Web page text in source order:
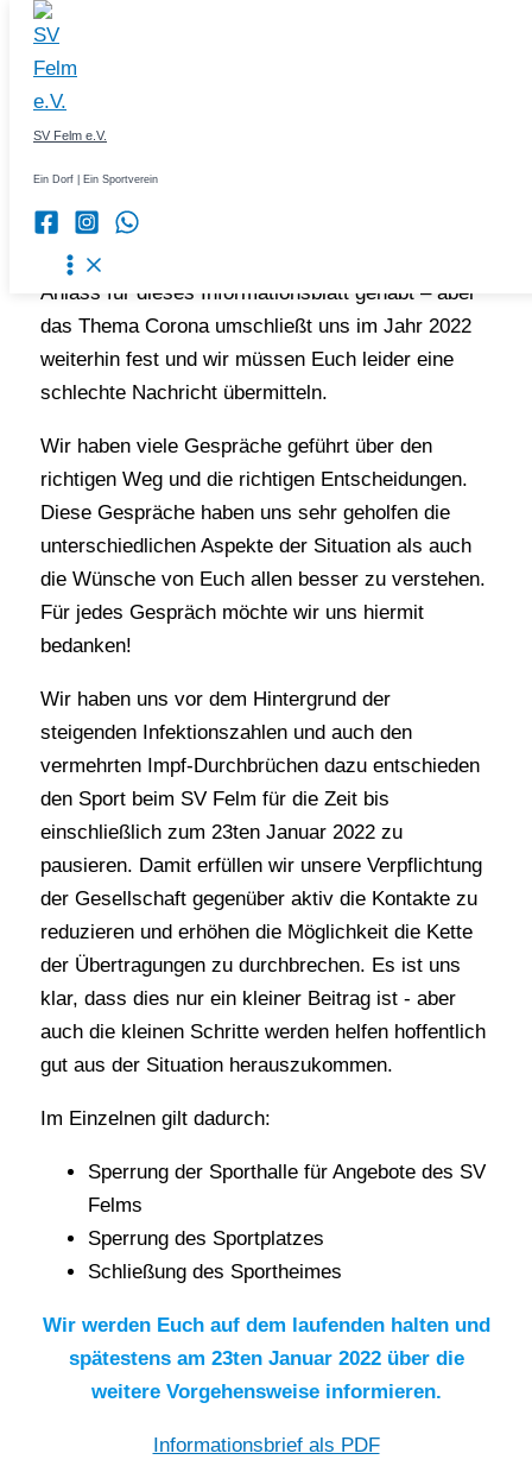
Zum
Inhalt
springen
SV Felm e.V.
Ein Dorf | Ein Sportverein
Sportpause bis zum 23ten
Januar 2022
Liebe Mitglieder, Liebe Mitgliederinnen,
als erstes wünschen wir Euch allen ein frohes
Neues Jahr. Gerne hätten wir einen anderen
Anlass für dieses Informationsblatt gehabt – aber
das Thema Corona umschließt uns im Jahr 2022
weiterhin fest und wir müssen Euch leider eine
schlechte Nachricht übermitteln.
Wir haben viele Gespräche geführt über den
richtigen Weg und die richtigen Entscheidungen.
Diese Gespräche haben uns sehr geholfen die
unterschiedlichen Aspekte der Situation als auch
die Wünsche von Euch allen besser zu verstehen.
Für jedes Gespräch möchte wir uns hiermit
bedanken!
Wir haben uns vor dem Hintergrund der
steigenden Infektionszahlen und auch den
vermehrten Impf‑Durchbrüchen dazu entschieden
den Sport beim SV Felm für die Zeit bis
einschließlich zum 23ten Januar 2022 zu
pausieren. Damit erfüllen wir unsere Verpflichtung
der Gesellschaft gegenüber aktiv die Kontakte zu
reduzieren und erhöhen die Möglichkeit die Kette
der Übertragungen zu durchbrechen. Es ist uns
klar, dass dies nur ein kleiner Beitrag ist ‑ aber
auch die kleinen Schritte werden helfen hoffentlich
gut aus der Situation herauszukommen.
Im Einzelnen gilt dadurch:
Sperrung der Sporthalle für Angebote des SV
Felms
Sperrung des Sportplatzes
Schließung des Sportheimes
Wir werden Euch auf dem laufenden halten und
spätestens am 23ten Januar 2022 über die
weitere Vorgehensweise informieren.
Informationsbrief als PDF